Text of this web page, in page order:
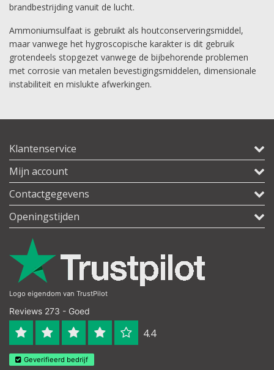
brandbestrijding vanuit de lucht.
Ammoniumsulfaat is gebruikt als houtconserveringsmiddel,
maar vanwege het hygroscopische karakter is dit gebruik
grotendeels stopgezet vanwege de bijbehorende problemen
met corrosie van metalen bevestigingsmiddelen, dimensionale
instabiliteit en mislukte afwerkingen.
Klantenservice
Mijn account
Contactgegevens
Openingstijden
Logo eigendom van TrustPilot
Reviews 273 - Goed
4.4
Geverifieerd bedrijf